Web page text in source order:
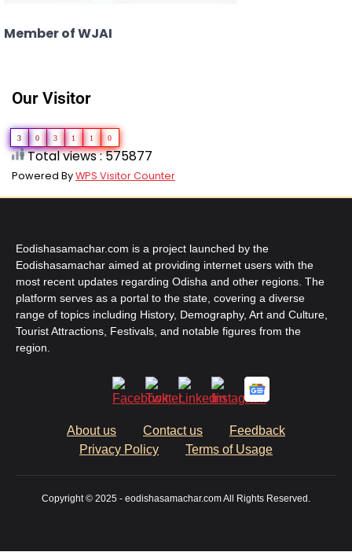
Member of WJAI
Our Visitor
3 0 3 1 1 0
Total views : 575877
Powered ByWPS Visitor Counter
Eodishasamachar.com is a project launched by the
Eodishasamachar aimed at providing internet users with the
most recent updates regarding Odisha and other regions. The
platform serves as a portal to the state, covering a diverse
range of topics including History, Demography, Art and Culture,
Tourist Attractions, Festivals, and notable figures from the
region.
About us Contact us
Feedback
Privacy Policy
Terms of Usage
Copyright © 2025 - eodishasamachar.com All Rights Reserved.